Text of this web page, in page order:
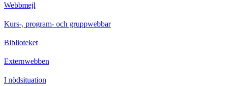
Webbmejl
Kurs-, program- och gruppwebbar
Biblioteket
Externwebben
I nödsituation